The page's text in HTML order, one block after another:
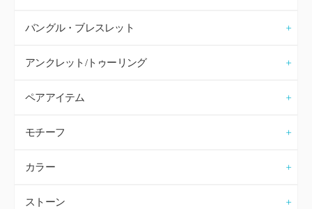
バングル・ブレスレット
アンクレット/トゥーリング
ペアアイテム
モチーフ
カラー
ストーン